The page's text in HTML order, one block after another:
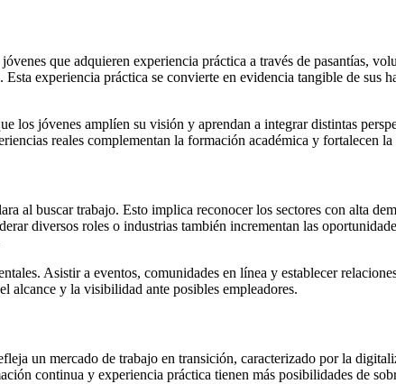
que adquieren experiencia práctica a través de pasantías,
experiencia práctica se convierte en evidencia tangible de sus
los jóvenes amplíen su visión y aprendan a integrar distintas
reales complementan la formación académica y fortalecen
al buscar trabajo. Esto implica reconocer los sectores con alta
diversos roles o industrias también incrementan las
Asistir a eventos, comunidades en línea y establecer
alcance y la visibilidad ante posibles empleadores.
un mercado de trabajo en transición, caracterizado por la
continua y experiencia práctica tienen más posibilidades de